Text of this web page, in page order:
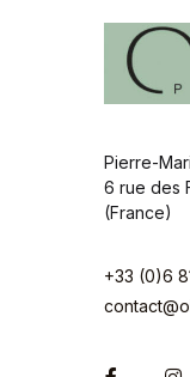
Pierre-
6 rue des
(France)
+33 (0)6